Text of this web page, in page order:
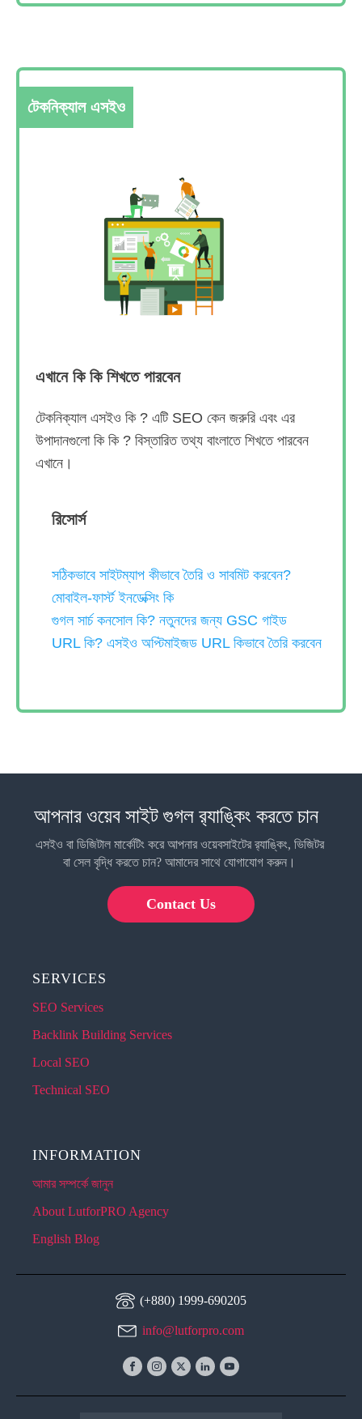
টেকনিক্যাল এসইও
এখানে কি কি শিখতে পারবেন
টেকনিক্যাল এসইও কি ? এটি SEO কেন জরুরি এবং এর
উপাদানগুলো কি কি ? বিস্তারিত তথ্য বাংলাতে শিখতে পারবেন
এখানে।
রিসোর্স
সঠিকভাবে সাইটম্যাপ কীভাবে তৈরি ও সাবমিট করবেন?
মোবাইল-ফার্স্ট ইনডেক্সিং কি
গুগল সার্চ কনসোল কি? নতুনদের জন্য GSC গাইড
URL কি? এসইও অপ্টিমাইজড URL কিভাবে তৈরি করবেন
আপনার ওয়েব সাইট গুগল র‍্যাঙ্কিং করতে চান
এসইও বা ডিজিটাল মার্কেটিং করে আপনার ওয়েবসাইটের র‍্যাঙ্কিং, ভিজিটর
বা সেল বৃদ্ধি করতে চান? আমাদের সাথে যোগাযোগ করুন।
Contact Us
SERVICES
SEO Services
Backlink Building Services
Local SEO
Technical SEO
INFORMATION
আমার সম্পর্কে জানুন
About LutforPRO Agency
English Blog
(+880) 1999-690205
info@lutforpro.com